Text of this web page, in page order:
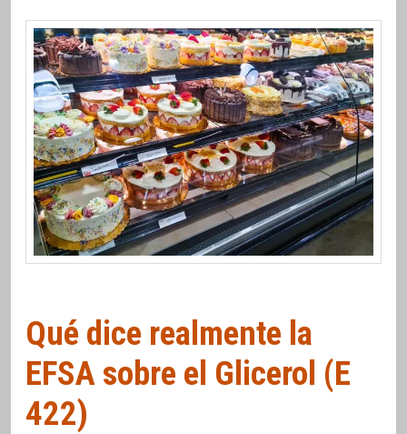
Qué dice realmente la
EFSA sobre el Glicerol (E
422)